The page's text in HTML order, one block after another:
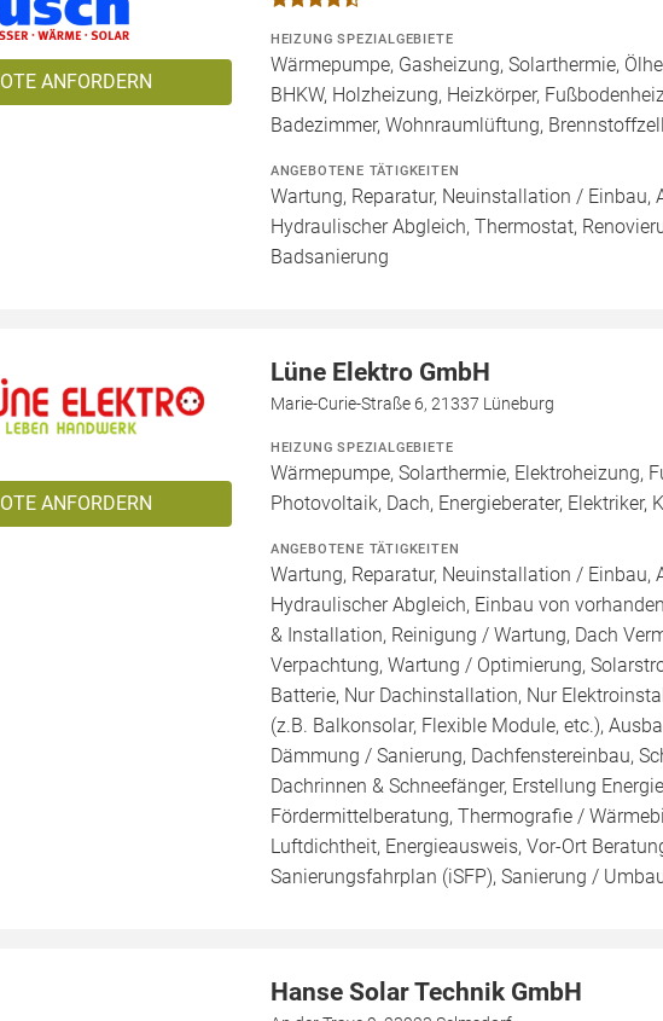
ANFORDERN
HEIZUNG SPEZIALGEBIETE
Wärmepumpe, Gasheizung, Solarthermie,
BHKW, Holzheizung, Heizkörper,
Badezimmer, Wohnraumlüftung,
ANGEBOTENE TÄTIGKEITEN
Wartung, Reparatur, Neuinstallation / Einbau,
Hydraulischer Abgleich, Thermostat,
Badsanierung
ANFORDERN
Lüne Elektro GmbH
Marie-Curie-Straße 6, 21337 Lüneburg
HEIZUNG SPEZIALGEBIETE
Wärmepumpe, Solarthermie, Elektroheizung,
Photovoltaik, Dach, Energieberater, Elektriker,
ANGEBOTENE TÄTIGKEITEN
Wartung, Reparatur, Neuinstallation / Einbau,
Hydraulischer Abgleich, Einbau von
& Installation, Reinigung / Wartung, Dach
Verpachtung, Wartung / Optimierung,
Batterie, Nur Dachinstallation, Nur
(z.B. Balkonsolar, Flexible Module, etc.),
Dämmung / Sanierung, Dachfenstereinbau,
Dachrinnen & Schneefänger, Erstellung
Fördermittelberatung, Thermografie /
Luftdichtheit, Energieausweis, Vor-Ort
Sanierungsfahrplan (iSFP), Sanierung /
Hanse Solar Technik GmbH